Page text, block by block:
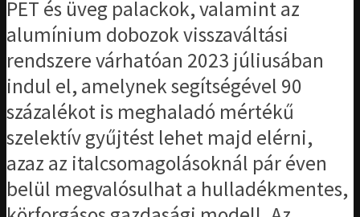
PET és üveg palackok, valamint az
alumínium dobozok visszaváltási
rendszere várhatóan 2023 júliusában
indul el, amelynek segítségével 90
százalékot is meghaladó mértékű
szelektív gyűjtést lehet majd elérni,
azaz az italcsomagolásoknál pár éven
belül megvalósulhat a hulladékmentes,